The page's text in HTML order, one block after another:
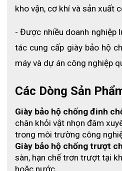
nổ và có khả năng chịu va đập
- Chống tĩnh điện: Sản phẩm
nguy cơ phóng điện và giữ cho
tác động của điện tích tĩnh.
- Chống dầu và hóa chất: Ngành
thấm và chống hóa chất, giúp
tiếp với các chất này.
- Bảo vệ chống nóng và chống
khả năng chống nóng và
kho vận, cơ khí và sản xuất
- Được nhiều doanh nghiệp
tác cung cấp giày bảo hộ
máy và dự án công nghiệp
Các Dòng Sản
Giày bảo hộ chống đinh
chân khỏi vật nhọn đâm
trong môi trường công
Giày bảo hộ chống trượt
sàn, hạn chế trơn trượt tại
hoặc nước.